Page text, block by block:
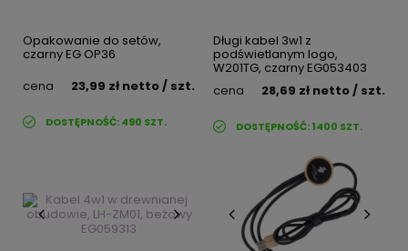
Opakowanie do setów,
czarny EG OP36
cena
23,99 zł netto/ szt.
DOSTĘPNOŚĆ:490 SZT.
Długi kabel 3w1 z
podświetlanym logo,
W201TG, czarny EG053403
cena
28,69 zł netto/ szt.
DOSTĘPNOŚĆ:1400 SZT.